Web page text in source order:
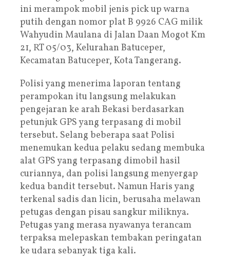
ini merampok mobil jenis pick up warna
putih dengan nomor plat B 9926 CAG milik
Wahyudin Maulana di Jalan Daan Mogot Km
21, RT 05/03, Kelurahan Batuceper,
Kecamatan Batuceper, Kota Tangerang.
Polisi yang menerima laporan tentang
perampokan itu langsung melakukan
pengejaran ke arah Bekasi berdasarkan
petunjuk GPS yang terpasang di mobil
tersebut. Selang beberapa saat Polisi
menemukan kedua pelaku sedang membuka
alat GPS yang terpasang dimobil hasil
curiannya, dan polisi langsung menyergap
kedua bandit tersebut. Namun Haris yang
terkenal sadis dan licin, berusaha melawan
petugas dengan pisau sangkur miliknya.
Petugas yang merasa nyawanya terancam
terpaksa melepaskan tembakan peringatan
ke udara sebanyak tiga kali.